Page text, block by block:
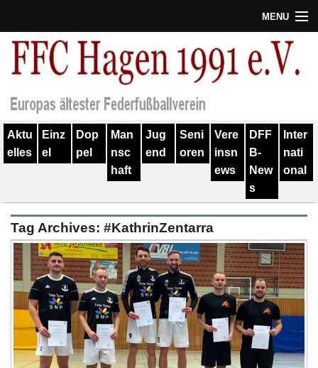
MENU
Termine
Verein
Geschichte
Training
Spieler
Kontakt
Links
Impressum
Aktu
elles
Einz
el
Dop
pel
Man
nsc
haft
Jug
end
Seni
oren
Vere
insn
ews
DFF
B-
New
s
Inter
nati
onal
Tag Archives: #KathrinZentarra